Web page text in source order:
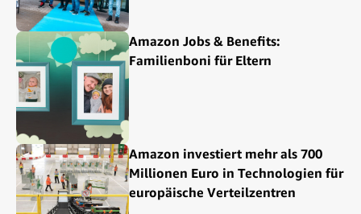
Amazon Jobs & Benefits:
Familienboni für Eltern
Amazon investiert mehr als 700
Millionen Euro in Technologien für
europäische Verteilzentren